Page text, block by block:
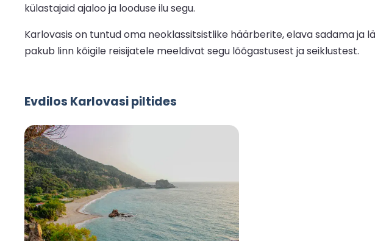
külastajaid ajaloo ja looduse ilu segu.
Karlovasis on tuntud oma neoklassitsistlike häärberite, elava sadama
pakub linn kõigile reisijatele meeldivat segu lõõgastusest ja seiklustest.
Evdilos Karlovasi piltides